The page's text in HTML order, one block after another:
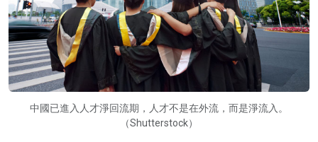
中國已進入人才淨回流期，人才不是在外流，而是淨流入。
（Shutterstock）